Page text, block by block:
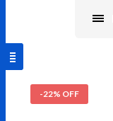
-22% OFF